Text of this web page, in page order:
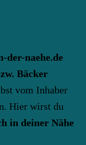
der-naehe.de
Bäcker
vom Inhaber
Hier wirst du
in deiner Nähe